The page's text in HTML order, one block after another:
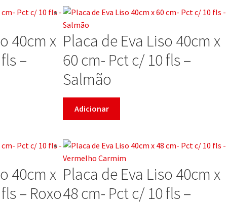
40cm x
–
Placa de Eva Liso 40cm x
60 cm- Pct c/ 10 fls –
Salmão
Adicionar
40cm x
– Roxo
Placa de Eva Liso 40cm x
48 cm- Pct c/ 10 fls –